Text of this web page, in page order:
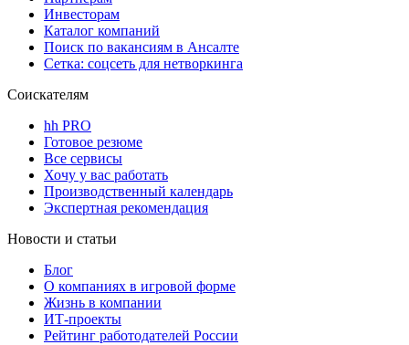
Инвесторам
Каталог компаний
Поиск по вакансиям в Ансалте
Сетка: соцсеть для нетворкинга
Соискателям
hh PRO
Готовое резюме
Все сервисы
Хочу у вас работать
Производственный календарь
Экспертная рекомендация
Новости и статьи
Блог
О компаниях в игровой форме
Жизнь в компании
ИТ-проекты
Рейтинг работодателей России